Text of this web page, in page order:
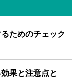
ためのチェック
果と注意点と